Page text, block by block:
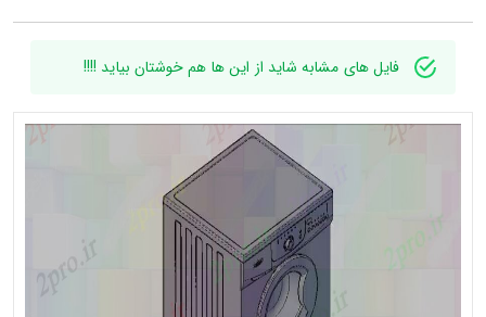
فایل های مشابه شاید از این ها هم خوشتان بیاید !!!!